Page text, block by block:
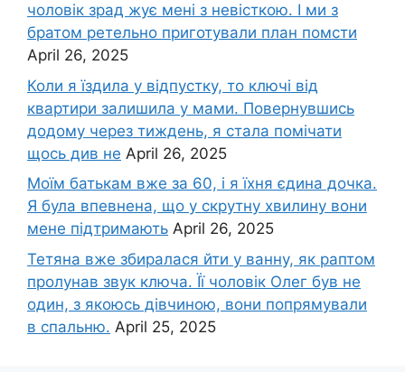
чоловік зpад жує мені з невісткою. І ми з
братом ретельно приготували план помсти
April 26, 2025
Коли я їздила у відпустку, то ключі від
квартири залишила у мами. Повернувшись
додому через тиждень, я стала помічати
щось див не April 26, 2025
Моїм батькам вже за 60, і я їхня єдина дочка.
Я була впевнена, що у скрутну хвилину вони
мене підтримають April 26, 2025
Тетяна вже збиралася йти у ванну, як раптом
пролунав звук ключа. Її чоловік Олег був не
один, з якоюсь дівчиною, вони попрямували
в спальню. April 25, 2025